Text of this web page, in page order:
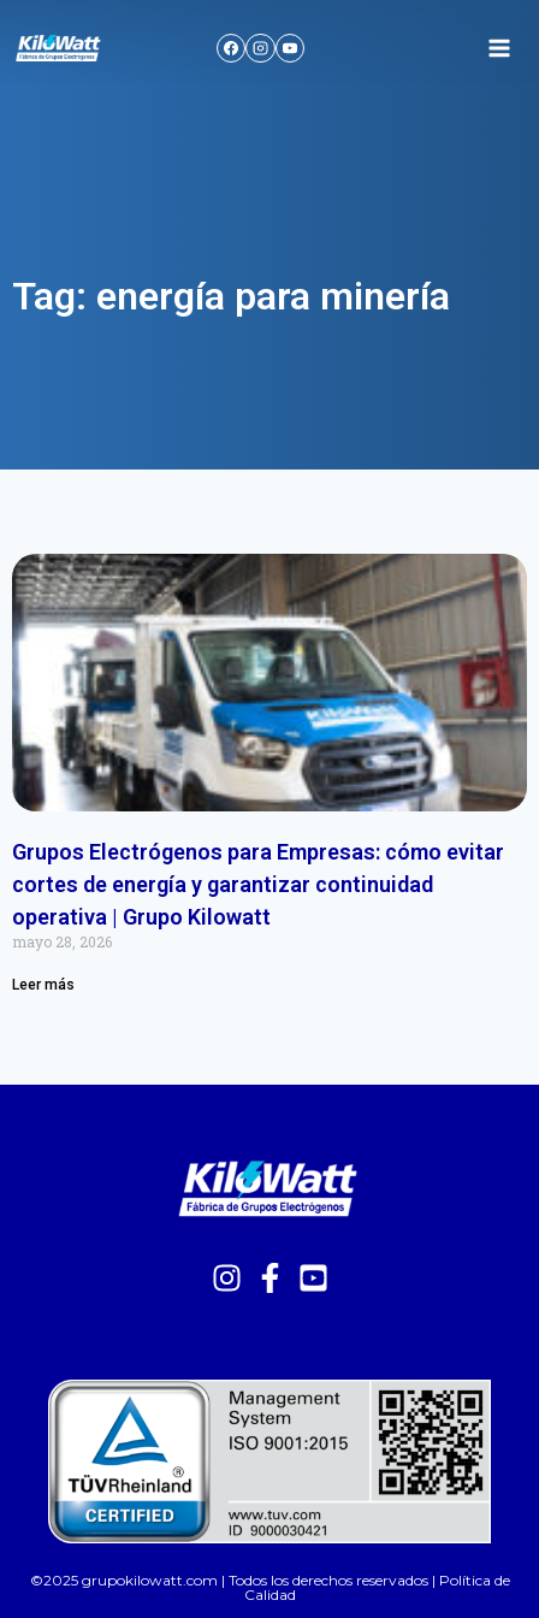
Tag: energía para minería
Grupos Electrógenos para Empresas: cómo evitar
cortes de energía y garantizar continuidad
operativa | Grupo Kilowatt
mayo 28, 2026
Leer más
©2025 grupokilowatt.com | Todos los derechos reservados | Política de
Calidad